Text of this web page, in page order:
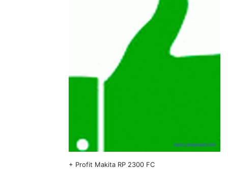
+ Profit Makita RP 2300 FC